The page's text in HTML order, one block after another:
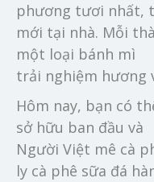
phương tươi nhất,
mới tại nhà. Mỗi
một loại bánh mì
trải nghiệm hương
Hôm nay, bạn có
sở hữu ban đầu và
Người Việt mê cà
ly cà phê sữa đá